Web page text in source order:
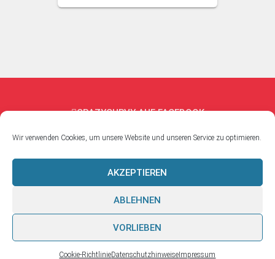
Wir verwenden Cookies, um unsere Website und unseren Service zu optimieren.
AKZEPTIEREN
ABLEHNEN
VORLIEBEN
Cookie-RichtlinieDatenschutzhinweise Impressum
CRAZYCURVY AUF FACEBOOK
DATENSCHUTZHINWEISE IMPRESSUM
WIDERRUFSRECHT
Hestia | Entwickelt vonThemeIsle